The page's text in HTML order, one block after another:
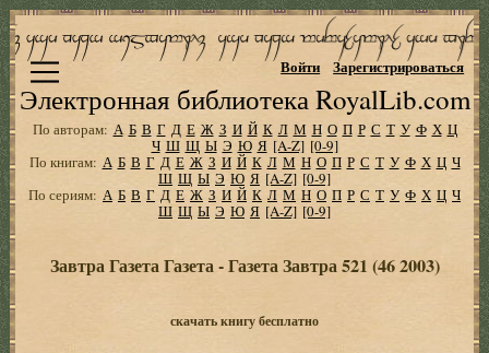
Электронная библиотека RoyalLib.com
Войти Зарегистрироваться
По авторам: А Б В Г Д Е Ж З И Й К Л М Н О П Р С Т У Ф Х Ц
Ч Ш Щ Ы Э Ю Я [A-Z] [0-9]
По книгам: А Б В Г Д Е Ж З И Й К Л М Н О П Р С Т У Ф Х Ц Ч
Ш Щ Ы Э Ю Я [A-Z] [0-9]
По сериям: А Б В Г Д Е Ж З И Й К Л М Н О П Р С Т У Ф Х Ц Ч
Ш Щ Ы Э Ю Я [A-Z] [0-9]
Завтра Газета Газета - Газета Завтра 521 (46 2003)
скачать книгу бесплатно